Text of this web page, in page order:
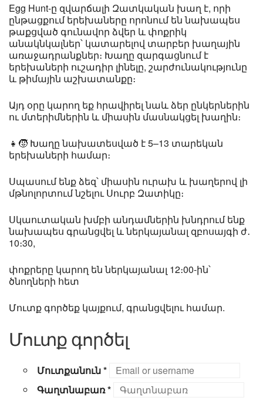
Egg Hunt-ը զվարճալի Զատկական խաղ է, որի
ընթացքում երեխաները որոնում են նախապես
թաքցված գունավոր ձվեր և փոքրիկ
անակնկալներ՝ կատարելով տարբեր խաղային
առաջադրանքներ։ Խաղը զարգացնում է
երեխաների ուշադիր լինելը, շարժունակությունը
և թիմային աշխատանքը։
Այդ օրը կարող եք հրավիրել նաև ձեր ընկերներին
ու մտերիմներին և միասին մասնակցել խաղին։
👧🧒 Խաղը նախատեսված է 5–13 տարեկան
երեխաների համար։
Սպասում ենք ձեզ՝ միասին ուրախ և խաղերով լի
մթնոլորտում նշելու Սուրբ Զատիկը։
Սկաուտական խմբի անդամներին խնդրում ենք
նախապես գրանցվել և ներկայանալ զբոսայգի ժ․
10։30,
փոքրերը կարող են ներկայանալ 12։00-ին՝
ծնողների հետ
Մուտք գործեք կայքում, գրանցվելու համար.
Մուտք գործել
Մուտքանուն*
Գաղտնաբառ*